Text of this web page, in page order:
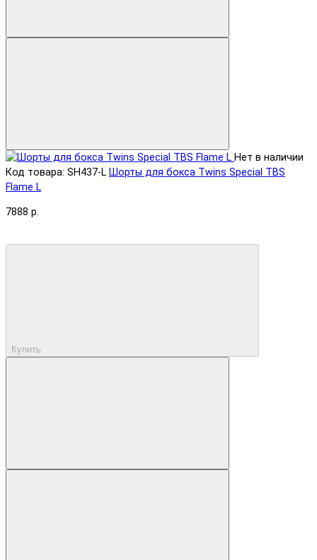
Нет в наличии
Код товара: SH437-L Шорты для бокса Twins Special TBS
Flame L
7888 р.
Купить